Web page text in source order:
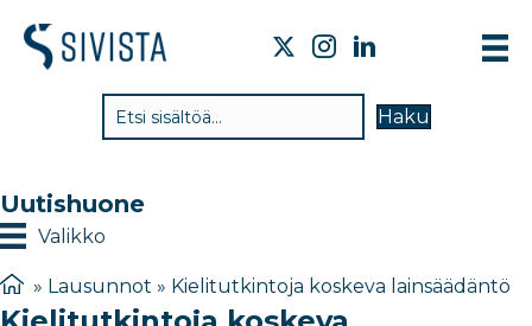
Haku
Uutishuone
Valikko
» Lausunnot » Kielitutkintoja koskeva lainsäädäntö​